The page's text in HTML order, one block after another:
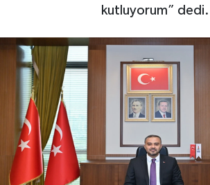
kutluyorum” dedi.
SAĞLIK
EĞİTİM
BÖLGE
KEŞFET
Haber Arşivi